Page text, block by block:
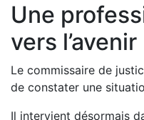
Une
vers l’avenir
Le commissaire de
de constater une
Il intervient désormais